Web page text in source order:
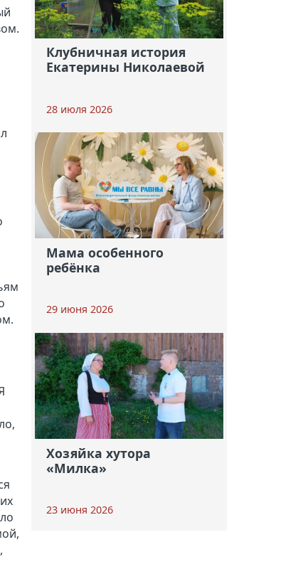
Клубничная история
Екатерины Николаевой
28 июля 2026
Мама особенного
ребёнка
29 июня 2026
Хозяйка хутора
«Милка»
23 июня 2026